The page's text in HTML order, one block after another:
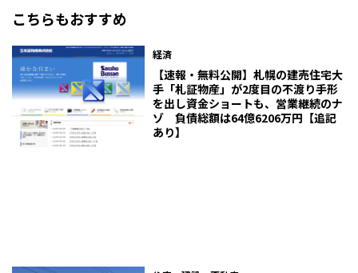
こちらもおすすめ
経済
【速報・無料公開】札幌の建売住宅大
手「札証物産」が2度目の不渡り手形
を出し資金ショートも、営業継続のナ
ゾ 負債総額は64億6206万円【追記
あり】